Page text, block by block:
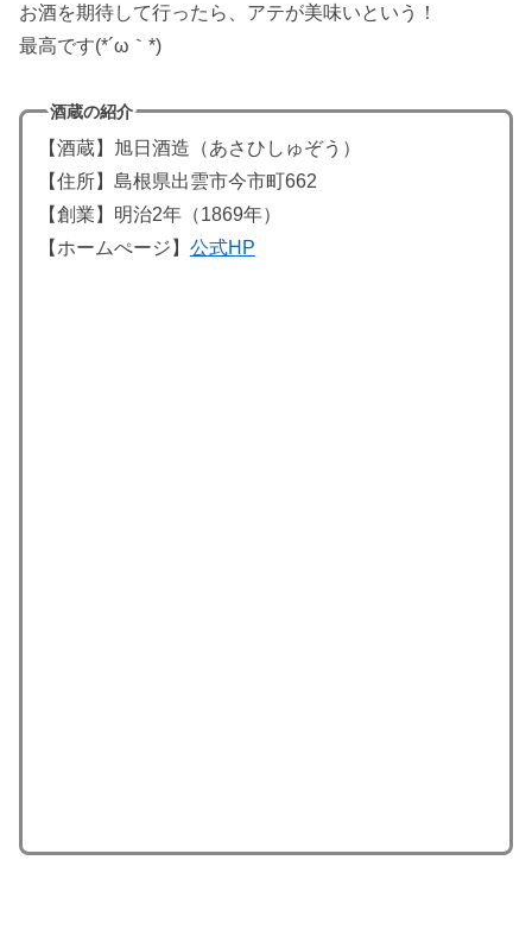
お酒を期待して行ったら、アテが美味いという！
最高です(*´ω｀*)
酒蔵の紹介
【酒蔵】旭日酒造（あさひしゅぞう）
【住所】島根県出雲市今市町662
【創業】明治2年（1869年）
【ホームぺージ】 公式HP